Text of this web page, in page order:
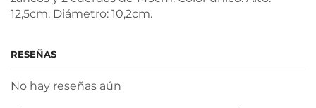
12,5cm. Diámetro: 10,2cm.
RESEÑAS
No hay reseñas aún